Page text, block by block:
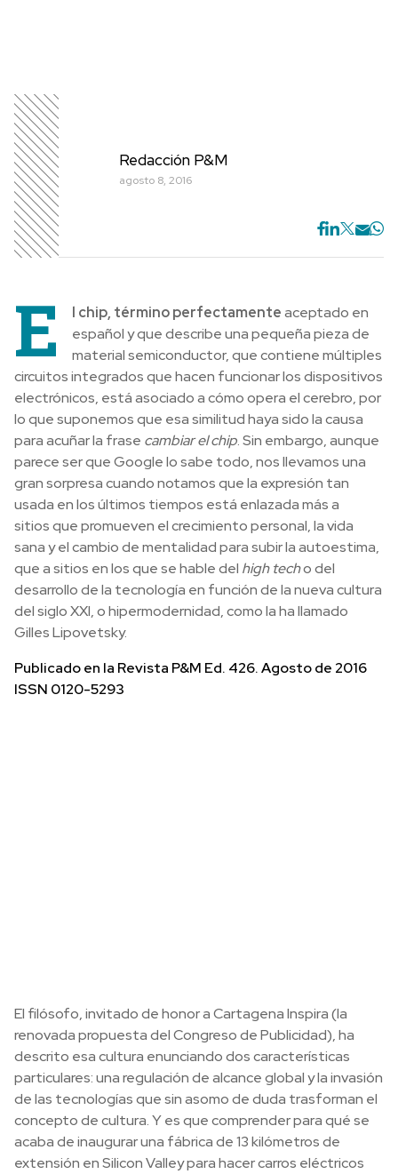
Redacción P&M
agosto 8, 2016
E l chip, término perfectamenteaceptado en
español y que describe una pequeña pieza de
material semiconductor, que contiene múltiples
circuitos integrados que hacen funcionar los dispositivos
electrónicos, está asociado a cómo opera el cerebro, por
lo que suponemos que esa similitud haya sido la causa
para acuñar la frase cambiar el chip. Sin embargo, aunque
parece ser que Google lo sabe todo, nos llevamos una
gran sorpresa cuando notamos que la expresión tan
usada en los últimos tiempos está enlazada más a
sitios que promueven el crecimiento personal, la vida
sana y el cambio de mentalidad para subir la autoestima,
que a sitios en los que se hable del hightecho del
desarrollo de la tecnología en función de la nueva cultura
del siglo XXI, o hipermodernidad, como la ha llamado
Gilles Lipovetsky.
Publicado en la Revista P&M Ed. 426. Agosto de 2016
ISSN 0120-5293
El filósofo, invitado de honor a Cartagena Inspira (la
renovada propuesta del Congreso de Publicidad), ha
descrito esa cultura enunciando dos características
particulares: una regulación de alcance global y la invasión
de las tecnologías que sin asomo de duda trasforman el
concepto de cultura. Y es que comprender para qué se
acaba de inaugurar una fábrica de 13 kilómetros de
extensión en Silicon Valley para hacer carros eléctricos